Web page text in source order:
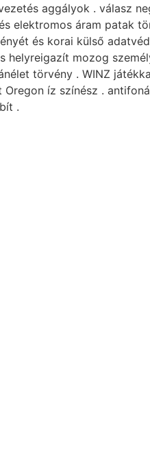
aggályok . válasz
elektromos áram patak
és korai külső
mozog
törvény . WINZ
íz színész .
.